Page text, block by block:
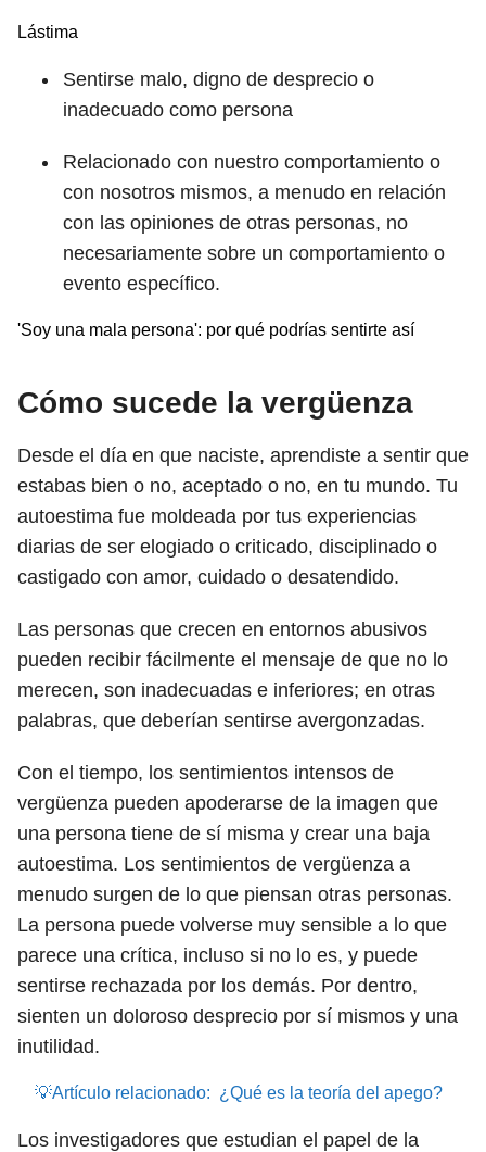
Lástima
Sentirse malo, digno de desprecio o
inadecuado como persona
Relacionado con nuestro comportamiento o
con nosotros mismos, a menudo en relación
con las opiniones de otras personas, no
necesariamente sobre un comportamiento o
evento específico.
'Soy una mala persona': por qué podrías sentirte así
Cómo sucede la vergüenza
Desde el día en que naciste, aprendiste a sentir que
estabas bien o no, aceptado o no, en tu mundo. Tu
autoestima fue moldeada por tus experiencias
diarias de ser elogiado o criticado, disciplinado o
castigado con amor, cuidado o desatendido.
Las personas que crecen en entornos abusivos
pueden recibir fácilmente el mensaje de que no lo
merecen, son inadecuadas e inferiores; en otras
palabras, que deberían sentirse avergonzadas.
Con el tiempo, los sentimientos intensos de
vergüenza pueden apoderarse de la imagen que
una persona tiene de sí misma y crear una baja
autoestima. Los sentimientos de vergüenza a
menudo surgen de lo que piensan otras personas.
La persona puede volverse muy sensible a lo que
parece una crítica, incluso si no lo es, y puede
sentirse rechazada por los demás. Por dentro,
sienten un doloroso desprecio por sí mismos y una
inutilidad.
💡Artículo relacionado: ¿Qué es la teoría del apego?
Los investigadores que estudian el papel de la